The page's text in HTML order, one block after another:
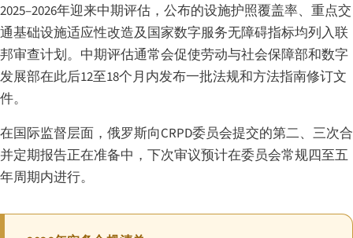
2025–2026年迎来中期评估，公布的设施护照覆盖率、重点交
通基础设施适应性改造及国家数字服务无障碍指标均列入联
邦审查计划。中期评估通常会促使劳动与社会保障部和数字
发展部在此后12至18个月内发布一批法规和方法指南修订文
件。
在国际监督层面，俄罗斯向CRPD委员会提交的第二、三次合
并定期报告正在准备中，下次审议预计在委员会常规四至五
年周期内进行。